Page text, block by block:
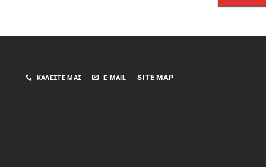
ΚΑΛΈΣΤΕ ΜΑΣ E-MAIL SITE MAP